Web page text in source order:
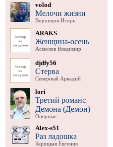
volod
Мелочи жизни
Воронцов Игорь
ARAKS
Женщина-осень
Асмолов Владимир
djdfy56
Стерва
Северный Аркадий
lori
Третий романс
Демона (Демон)
Оперные
Alex-s51
Раз ладошка
Зарицкая Евгения